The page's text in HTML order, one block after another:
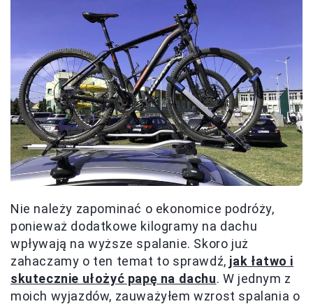
Nie należy zapominać o ekonomice podróży,
ponieważ dodatkowe kilogramy na dachu
wpływają na wyższe spalanie. Skoro już
zahaczamy o ten temat to sprawdź, jak łatwo i
skutecznie ułożyć papę na dachu. W jednym z
moich wyjazdów, zauważyłem wzrost spalania o